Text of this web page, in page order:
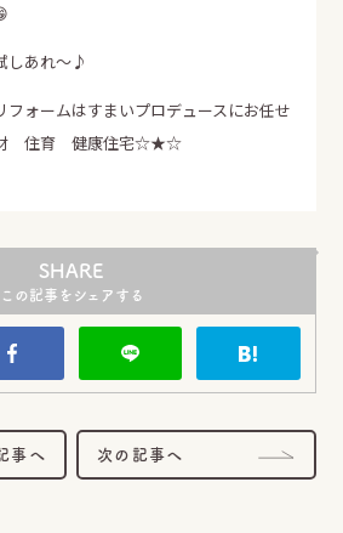
しあれ～♪
ォームはすまいプロデュースにお任せ
住育 健康住宅☆★☆
SHARE
この記事をシェアする
事へ 次の記事へ